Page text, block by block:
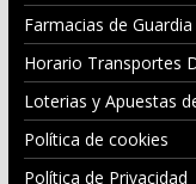
Farmacias de
Horario Transportes
Loterias y Apuestas
Política de cookies
Política de Privacidad